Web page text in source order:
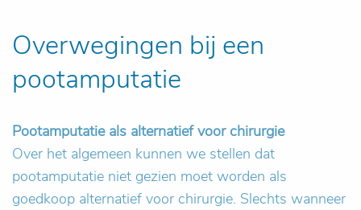
Overwegingen bij een
pootamputatie
Pootamputatie als alternatief voor chirurgie
Over het algemeen kunnen we stellen dat
pootamputatie niet gezien moet worden als
goedkoop alternatief voor chirurgie. Slechts wanneer